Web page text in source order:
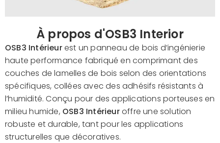
À propos d'OSB3 Interior
OSB3 Intérieurest un panneau de bois d’ingénierie
haute performance fabriqué en comprimant des
couches de lamelles de bois selon des orientations
spécifiques, collées avec des adhésifs résistants à
l’humidité. Conçu pour des applications porteuses en
milieu humide, OSB3 Intérieuroffre une solution
robuste et durable, tant pour les applications
structurelles que décoratives.